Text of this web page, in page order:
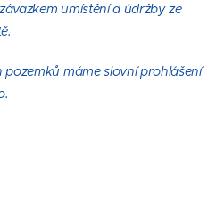
umístění a údržby ze
máme slovní prohlášení